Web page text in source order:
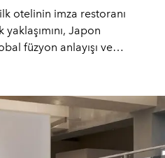
otelinin imza restoranı
Japon
füzyon anlayışı ve